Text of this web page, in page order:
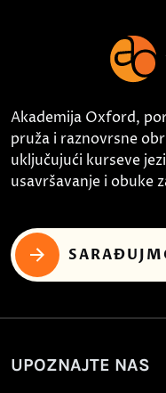
Akademija Oxford,
pruža i raznovrsne
uključujući kurseve
usavršavanje i obuke
UPOZNAJTE NAS